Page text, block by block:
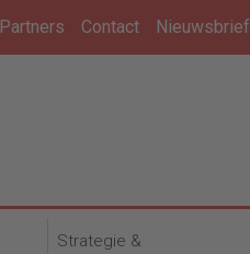
Partners Contact Nieuwsbrief
Strategie &